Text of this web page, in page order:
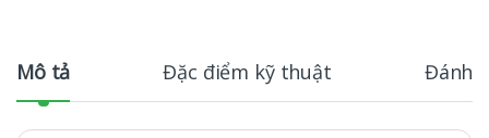
Mô tả Đặc điểm kỹ thuật Đánh